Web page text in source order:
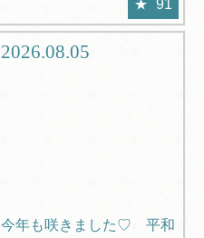
91
2026.08.05
今年も咲きました♡ 平和